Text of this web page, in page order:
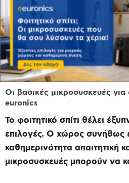
Οι βασικές μικροσυσκευές για
euronics
Το φοιτητικό σπίτι θέλει
επιλογές. Ο χώρος συνήθως
καθημερινότητα απαιτητική
μικροσυσκευές μπορούν να